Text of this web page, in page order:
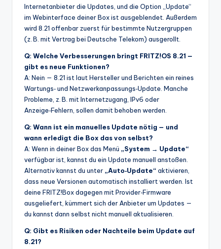
Internetanbieter die Updates, und die Option „Update“
im Webinterface deiner Box ist ausgeblendet. Außerdem
wird 8.21 offenbar zuerst für bestimmte Nutzergruppen
(z. B. mit Vertrag bei Deutsche Telekom) ausgerollt.
Q: Welche Verbesserungen bringt FRITZ!OS 8.21 —
gibt es neue Funktionen?
A: Nein — 8.21 ist laut Hersteller und Berichten ein reines
Wartungs‑ und Netzwerkanpassungs‑Update. Manche
Probleme, z. B. mit Internetzugang, IPv6 oder
Anzeige‑Fehlern, sollen damit behoben werden.
Q: Wann ist ein manuelles Update nötig — und
wann erledigt die Box das von selbst?
A: Wenn in deiner Box das Menü „System → Update“
verfügbar ist, kannst du ein Update manuell anstoßen.
Alternativ kannst du unter „Auto‑Update“ aktivieren,
dass neue Versionen automatisch installiert werden. Ist
deine FRITZ!Box dagegen mit Provider‑Firmware
ausgeliefert, kümmert sich der Anbieter um Updates —
du kannst dann selbst nicht manuell aktualisieren.
Q: Gibt es Risiken oder Nachteile beim Update auf
8.21?